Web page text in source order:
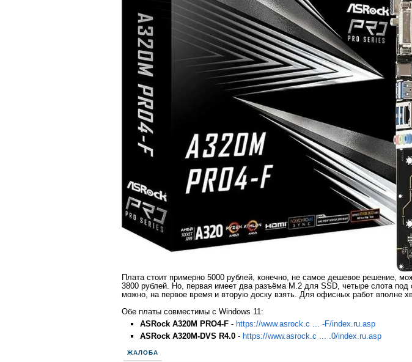
Плата стоит примерно 5000 рублей, конечно, не самое дешевое решение,
3800 рублей. Но, первая имеет два разъёма M.2 для SSD, четыре слота
можно, на первое время и вторую доску взять. Для офисных работ вполне
Обе платы совместимы с Windows 11:
ASRock A320M PRO4-F - https://www.asrock.c ... -F/index.ru.asp
ASRock A320M-DVS R4.0 - https://www.asrock.c ... .0/index.ru.asp
ЖАЛОБА